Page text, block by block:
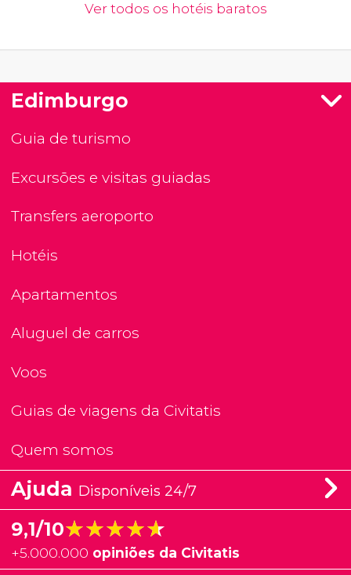
Ver todos os hotéis baratos
Edimburgo
Guia de turismo
Excursões e visitas guiadas
Transfers aeroporto
Hotéis
Apartamentos
Aluguel de carros
Voos
Guias de viagens da Civitatis
Quem somos
Ajuda Disponíveis 24/7
9,1/10★★★★★
★★★★★
+5.000.000 opiniões da Civitatis